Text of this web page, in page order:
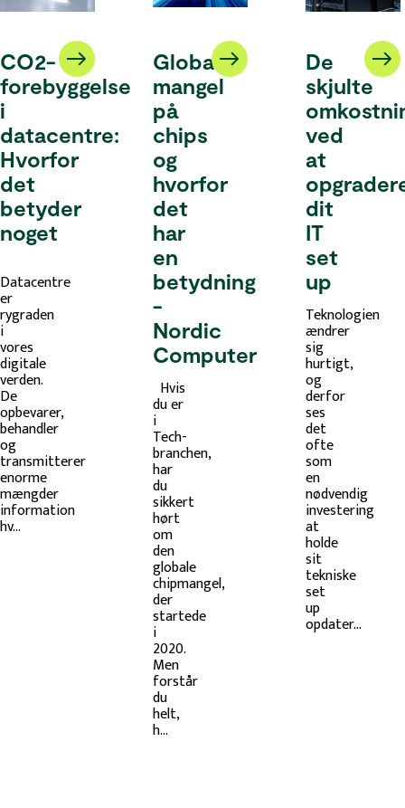
CO2-
forebyggelse
i
datacentre:
Hvorfor
det
betyder
noget
Datacentre
er
rygraden
i
vores
digitale
verden.
De
opbevarer,
behandler
og
transmitterer
enorme
mængder
information
hv...
Global
mangel
på
chips
og
hvorfor
det
har
en
betydning
-
Nordic
Computer
Hvis
du er
i
Tech-
branchen,
har
du
sikkert
hørt
om
den
globale
chipmangel,
der
startede
i
2020.
Men
forstår
du
helt,
h...
De
skjulte
ved
at
dit
IT
set
up
Teknologien
ændrer
sig
hurtigt,
og
derfor
ses
det
ofte
som
en
nødvendig
investering
at
holde
sit
tekniske
set
up
opdater...